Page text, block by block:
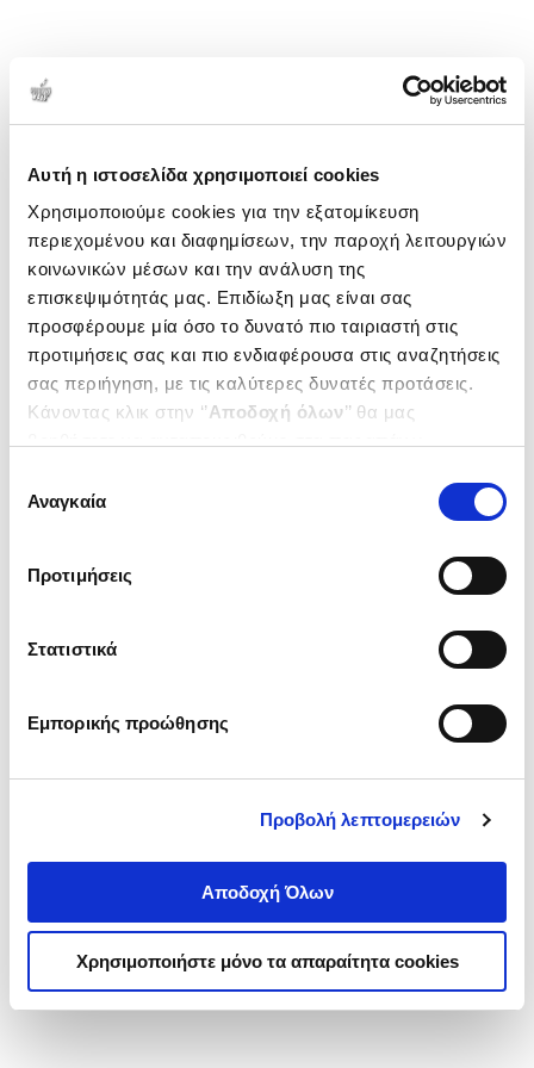
Αυτή η ιστοσελίδα χρησιμοποιεί cookies
Χρησιμοποιούμε cookies για την εξατομίκευση
περιεχομένου και διαφημίσεων, την παροχή λειτουργιών
κοινωνικών μέσων και την ανάλυση της
επισκεψιμότητάς μας. Επιδίωξη μας είναι σας
προσφέρουμε μία όσο το δυνατό πιο ταιριαστή στις
προτιμήσεις σας και πιο ενδιαφέρουσα στις αναζητήσεις
σας περιήγηση, με τις καλύτερες δυνατές προτάσεις.
Κάνοντας κλικ στην ‘’Αποδοχή όλων’’ θα μας
ενδιαφέρουν και να επιλέξετε από τα παρακάτω με την
΄΄και να ενημερωθείτε σχετικά με
συγκατάθεσης
Αναγκαία
Προτιμήσεις
Στατιστικά
Εμπορικής προώθησης
Προβολή λεπτομερειών
Αποδοχή Όλων
Χρησιμοποιήστε μόνο τα απαραίτητα cookies